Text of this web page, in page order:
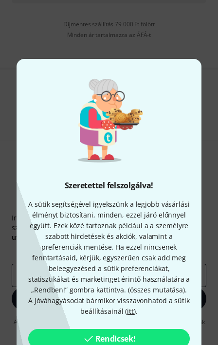
Szeretettel felszolgálva!
A sütik segítségével igyekszünk a legjobb vásárlási
élményt biztosítani, minden, ezzel járó előnnyel
együtt. Ezek közé tartoznak például a a személyre
szabott hirdetések és akciók, valamint a
preferenciák mentése. Ha ezzel nincsenek
fenntartásaid, kérjük, egyszerűen csak add meg
beleegyezésed a sütik preferenciákat,
statisztikákat és marketinget érintő használatára a
„Rendben!” gombra kattintva. (összes mutatása).
A jóváhagyásodat bármikor visszavonhatod a sütik
beállításainál (itt).
Rendicsek!
Díjmentes szállítás 79 000 Ft fölött
Minden ár tartalmazza az ÁFÁ-t
Tetszik, amit látsz?
Megosztás Súgó & Visszajelzések
Thomann hírlevél
Iratkozz fel a Thomann angol nyelvű hírlevelére, és kis
szerencsével megnyerheted a50 egyenként50 € értékű
utalvány
egyikét.
Inspiráló gondolatok
Akciók Thomann
e-mail cím*
Bejelentkezés
A "Bejelentkezés" gombra kattintva elfogadja, hogy e-mailben küldjünk
önnek hirdetéseket. Bármikor leiratkozhat erről. A hírlevélről további
információkat azdata protection guideline